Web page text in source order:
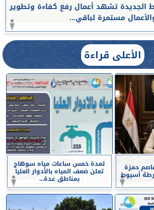
تشهد أعمال رفع كفاءة وتطوير
مستمرة لباقي...
الأعلى قراءة
حمزة
أسيوط
لمدة خمس ساعات مياه سوهاج
تعلن ضعف المياه بالأدوار العليا
بمناطق عدة...